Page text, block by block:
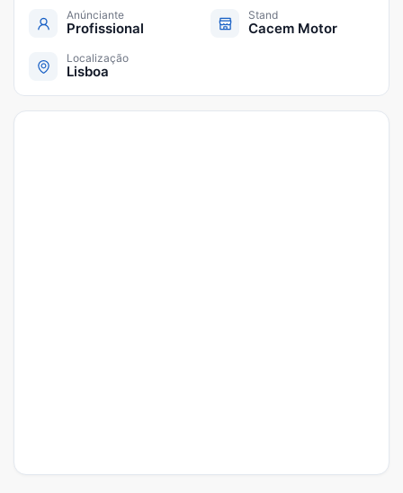
Anúnciante
Profissional
Stand
Cacem Motor
Localização
Lisboa